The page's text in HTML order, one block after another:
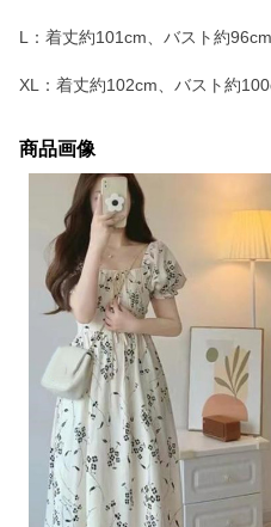
L：着丈約101cm、バスト約
XL：着丈約102cm、バスト約
商品画像